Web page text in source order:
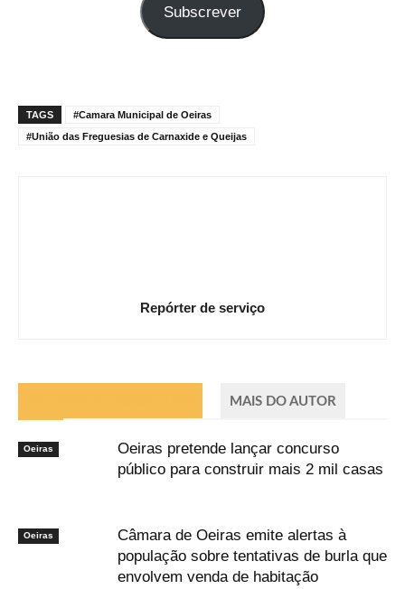
Subscrever
TAGS
#Camara Municipal de Oeiras
#União das Freguesias de Carnaxide e Queijas
Repórter de serviço
MAIS DO AUTOR
Oeiras
Oeiras pretende lançar concurso
público para construir mais 2 mil casas
Oeiras
Câmara de Oeiras emite alertas à
população sobre tentativas de burla que
envolvem venda de habitação